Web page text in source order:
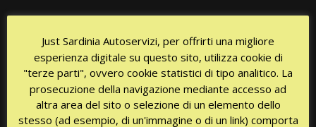
CERTIFICATIONS
Just Sardinia Autoservizi, per offrirti una migliore
esperienza digitale su questo sito, utilizza cookie di
"terze parti", ovvero cookie statistici di tipo analitico. La
prosecuzione della navigazione mediante accesso ad
altra area del sito o selezione di un elemento dello
stesso (ad esempio, di un'immagine o di un link) comporta